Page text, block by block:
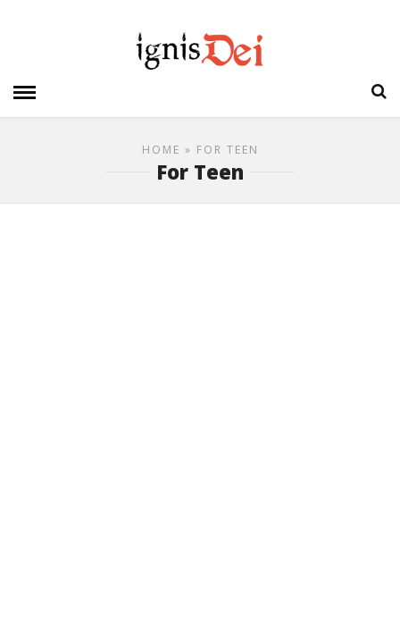
HOME » FOR TEEN
For Teen